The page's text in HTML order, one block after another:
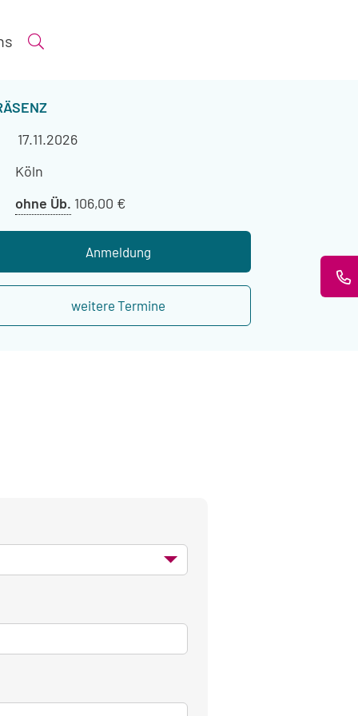
Suche öffnen
Veranstaltungszeitraum
17.11.2026
Veranstaltungsort
Köln
ohne Üb. Preis
Übernachtung
106,00 €
Anmeldung
weitere Termine